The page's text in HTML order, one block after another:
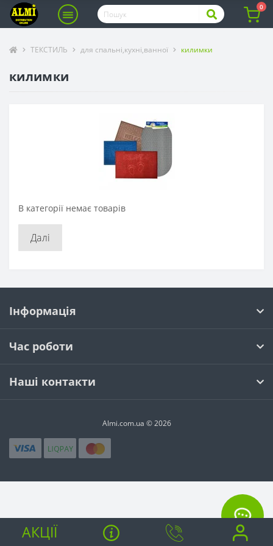
0
ТЕКСТИЛЬ для спальні,кухні,ванної килимки
килимки
В категорії немає товарів
Далі
Інформація
Час роботи
Наші контакти
Almi.com.ua © 2026
АКЦІЇ